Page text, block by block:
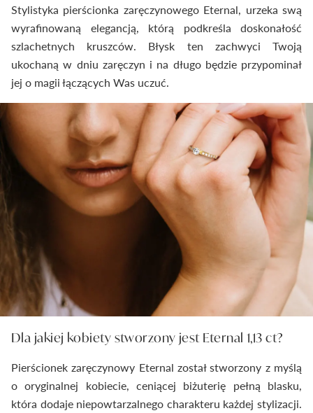
Stylistyka pierścionka zaręczynowego Eternal, urzeka swą
wyrafinowaną elegancją, którą podkreśla doskonałość
szlachetnych kruszców. Błysk ten zachwyci Twoją
ukochaną w dniu zaręczyn i na długo będzie przypominał
jej o magii łączących Was uczuć.
Dla jakiej kobiety stworzony jest Eternal 1,13 ct?
Pierścionek zaręczynowy Eternal został stworzony z myślą
o oryginalnej kobiecie, ceniącej biżuterię pełną blasku,
która dodaje niepowtarzalnego charakteru każdej stylizacji.